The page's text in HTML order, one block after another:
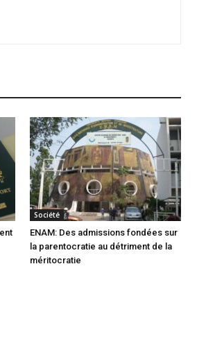
Société
ENAM: Des admissions fondées sur
la parentocratie au détriment de la
méritocratie